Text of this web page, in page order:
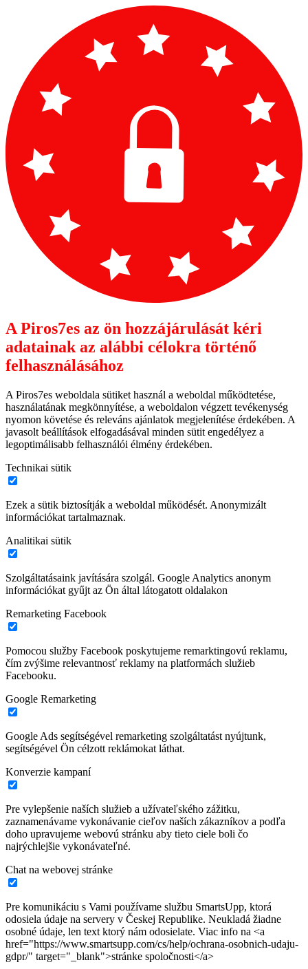
A Piros7es az ön hozzájárulását kéri
adatainak az alábbi célokra történő
felhasználásához
A Piros7es weboldala sütiket használ a weboldal működtetése,
használatának megkönnyítése, a weboldalon végzett tevékenység
nyomon követése és releváns ajánlatok megjelenítése érdekében. A
javasolt beállítások elfogadásával minden sütit engedélyez a
legoptimálisabb felhasználói élmény érdekében.
Technikai sütik
Ezek a sütik biztosítják a weboldal működését. Anonymizált
információkat tartalmaznak.
Analitikai sütik
Szolgáltatásaink javítására szolgál. Google Analytics anonym
információkat gyűjt az Ön által látogatott oldalakon
Remarketing Facebook
Pomocou služby Facebook poskytujeme remarktingovú reklamu,
čím zvýšime relevantnosť reklamy na platformách služieb
Facebooku.
Google Remarketing
Google Ads segítségével remarketing szolgáltatást nyújtunk,
segítségével Ön célzott reklámokat láthat.
Konverzie kampaní
Pre vylepšenie naších služieb a užívateľského zážitku,
zaznamenávame vykonávanie cieľov naších zákazníkov a podľa
doho upravujeme webovú stránku aby tieto ciele boli čo
najrýchlejšie vykonávateľné.
Chat na webovej stránke
Pre komunikáciu s Vami používame službu SmartsUpp, ktorá
odosiela údaje na servery v Českej Republike. Neukladá žiadne
osobné údaje, len text ktorý nám odosielate. Viac info na <a
href="https://www.smartsupp.com/cs/help/ochrana-osobnich-udaju-
gdpr/" target="_blank">stránke spoločnosti</a>